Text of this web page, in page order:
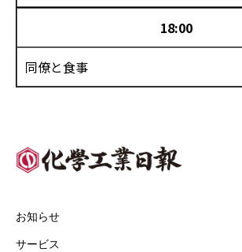
18:00
同僚と食事
お知らせ
サービス